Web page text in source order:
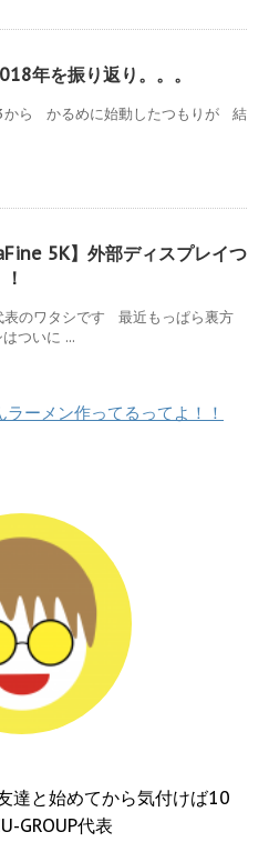
年を振り返り。。。
ら かるめに始動したつもりが 結
5K】外部ディスプレイつ
表のワタシです 最近もっぱら裏方
ついに ...
ラーメン作ってるってよ！！
達と始めてから気付けば10
GROUP代表